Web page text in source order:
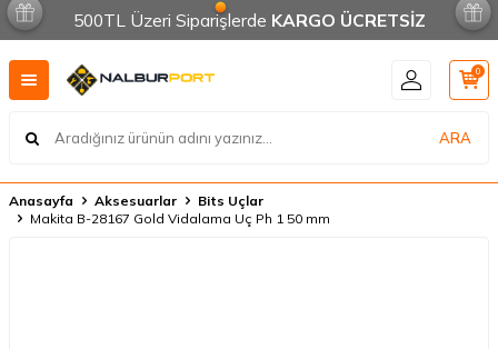
500TL Üzeri Siparişlerde KARGO ÜCRETSİZ
ARA
0
Anasayfa Aksesuarlar
Bits Uçlar
Makita B-28167 Gold Vidalama Uç Ph 1 50 mm